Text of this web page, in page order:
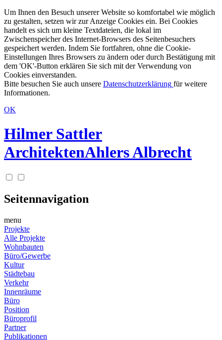
Um Ihnen den Besuch unserer Website so komfortabel wie möglich
zu gestalten, setzen wir zur Anzeige Cookies ein. Bei Cookies
handelt es sich um kleine Textdateien, die lokal im
Zwischenspeicher des Internet-Browsers des Seitenbesuchers
gespeichert werden. Indem Sie fortfahren, ohne die Cookie-
Einstellungen Ihres Browsers zu ändern oder durch Bestätigung mit
dem 'OK'-Button erklären Sie sich mit der Verwendung von
Cookies einverstanden.
Bitte besuchen Sie auch unsere Datenschutzerklärung für weitere
Informationen.
OK
Hilmer Sattler
ArchitektenAhlers Albrecht
Seitennavigation
menu
Projekte
Alle Projekte
Wohnbauten
Büro/Gewerbe
Kultur
Städtebau
Verkehr
Innenräume
Büro
Position
Büroprofil
Partner
Publikationen